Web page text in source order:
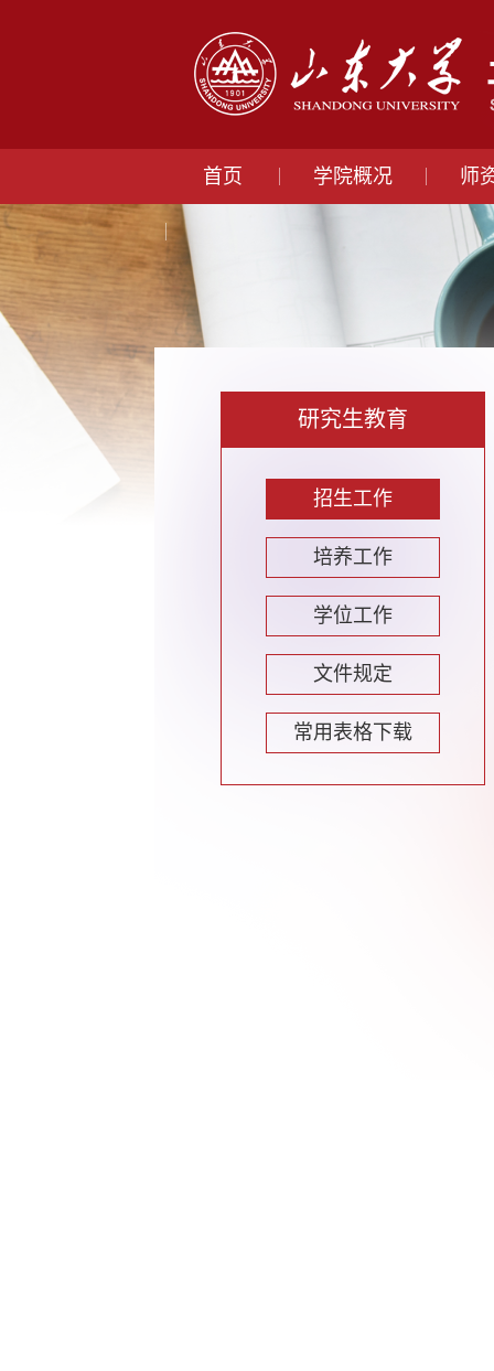
首页 学院概况 师
研究生教育
招生工作
培养工作
学位工作
文件规定
常用表格下载